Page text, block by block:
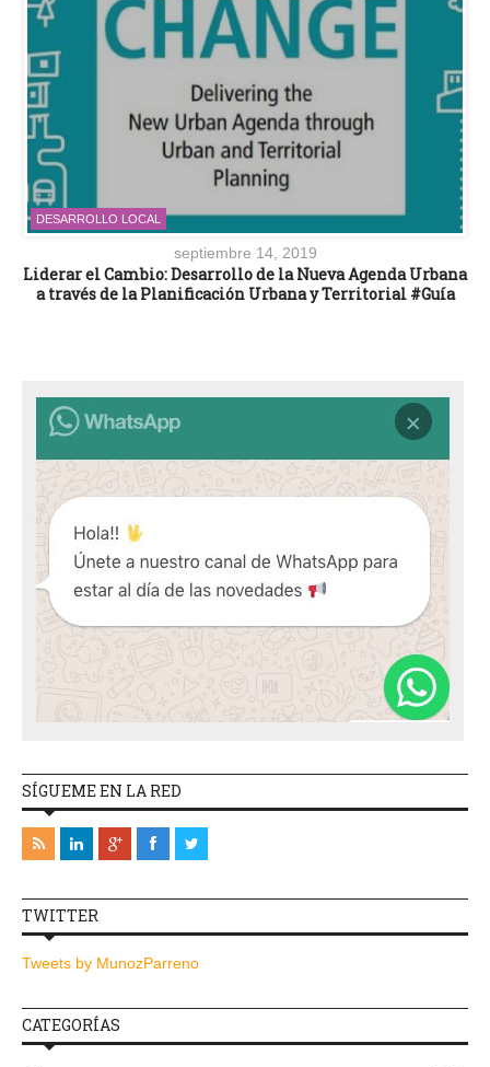
DESARROLLO LOCAL
septiembre 14, 2019
Liderar el Cambio: Desarrollo de la Nueva Agenda Urbana
a través de la Planificación Urbana y Territorial #Guía
SÍGUEME EN LA RED
TWITTER
Tweets by MunozParreno
CATEGORÍAS